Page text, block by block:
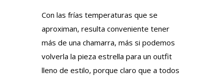
Con las frías temperaturas que se
aproximan, resulta conveniente tener
más de una chamarra, más si podemos
volverla la pieza estrella para un outfit
lleno de estilo, porque claro que a todos